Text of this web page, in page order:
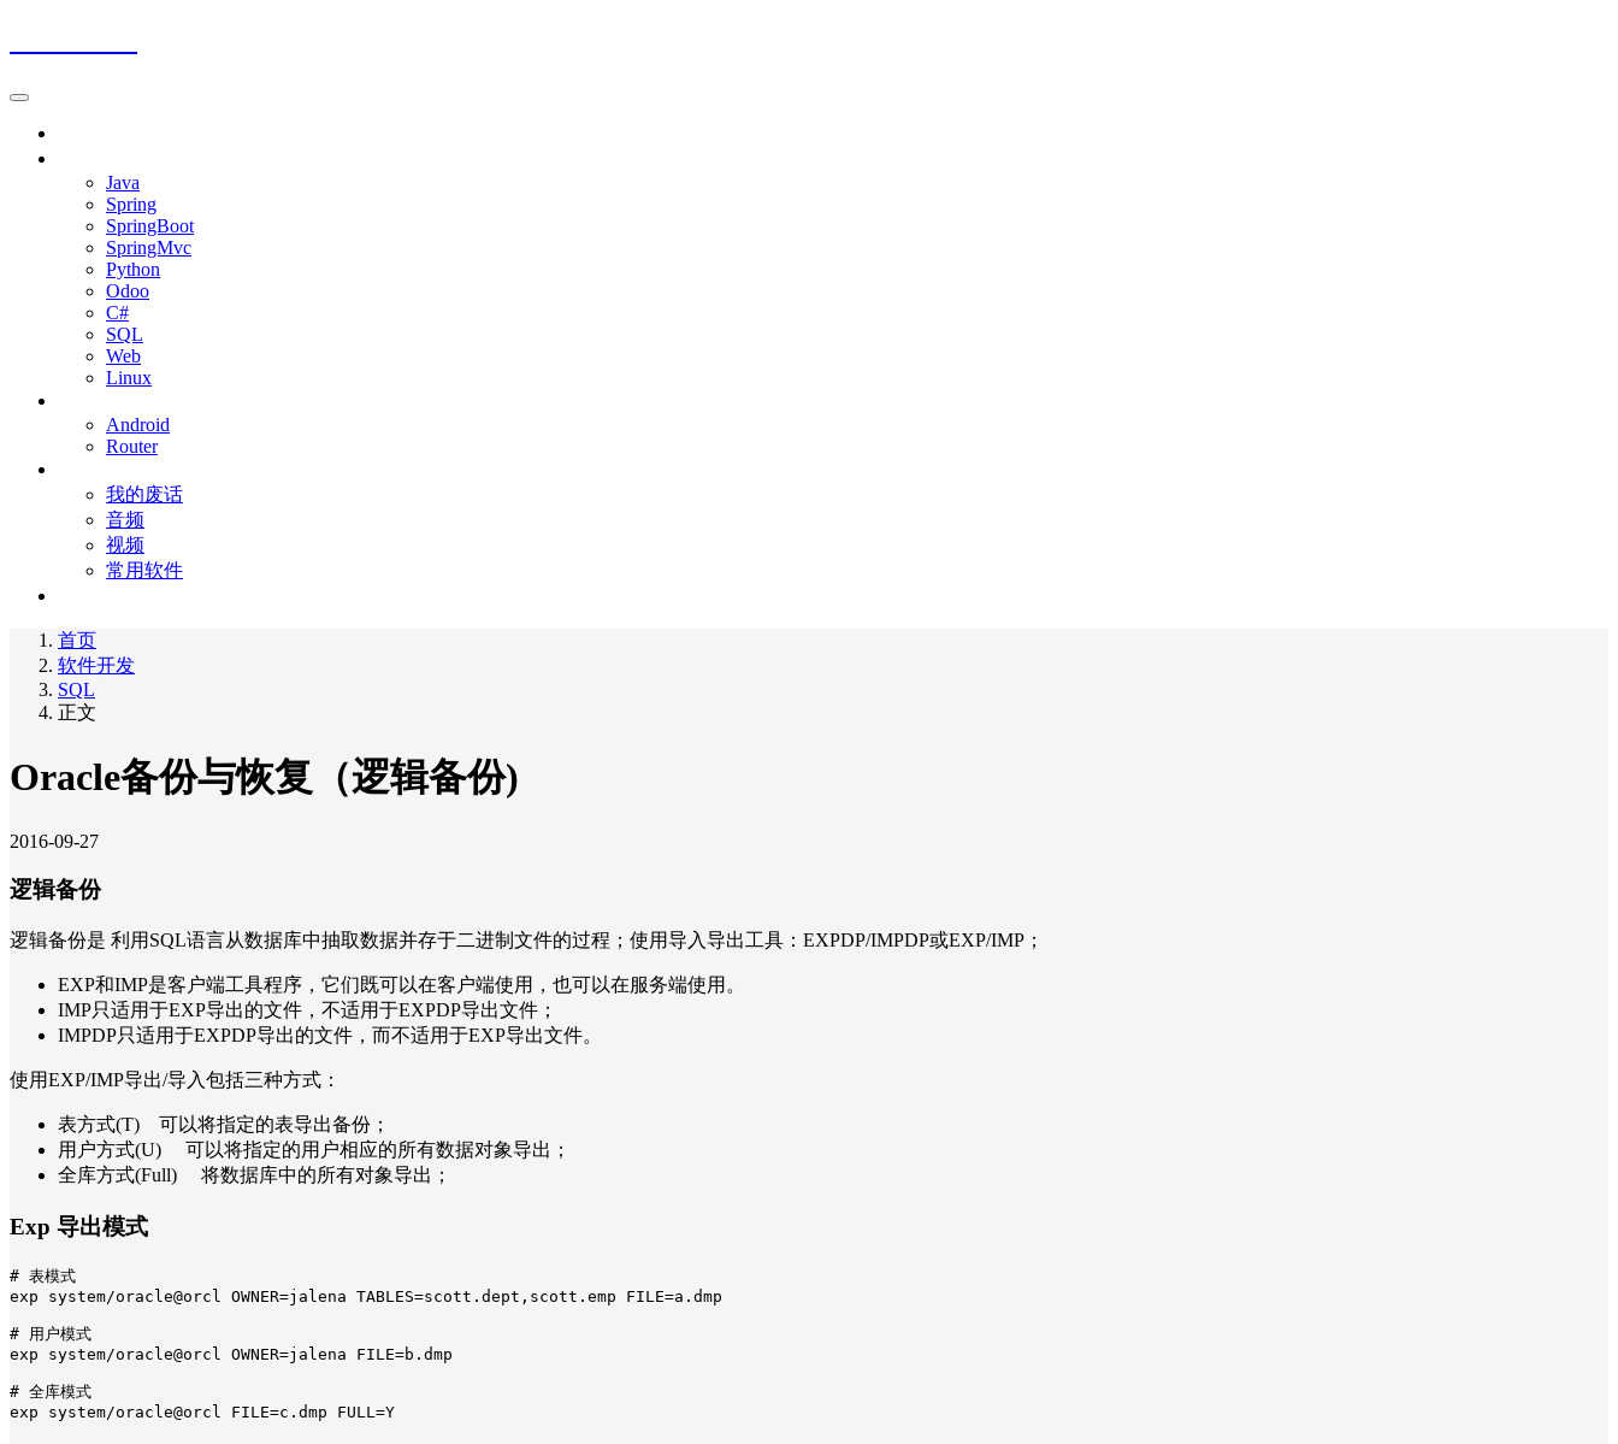
Java
Spring
SpringBoot
SpringMvc
Python
Odoo
C#
SQL
Web
Linux
Android
Router
我的废话
音频
视频
常用软件
首页
软件开发
SQL
正文
Oracle备份与恢复（逻辑备份)
2016-09-27
逻辑备份
逻辑备份是 利用SQL语言从数据库中抽取数据并存于二进制文件的过程；使用导入导出工具：EXPDP/IMPDP或EXP/IMP；
EXP和IMP是客户端工具程序，它们既可以在客户端使用，也可以在服务端使用。
IMP只适用于EXP导出的文件，不适用于EXPDP导出文件；
IMPDP只适用于EXPDP导出的文件，而不适用于EXP导出文件。
使用EXP/IMP导出/导入包括三种方式：
表方式(T) 可以将指定的表导出备份；
用户方式(U) 可以将指定的用户相应的所有数据对象导出；
全库方式(Full) 将数据库中的所有对象导出；
Exp 导出模式
# 表模式
exp system/oracle@orcl OWNER=jalena TABLES=scott.dept,scott.emp FILE=a.dmp
# 用户模式
exp system/oracle@orcl OWNER=jalena FILE=b.dmp
# 全库模式
exp system/oracle@orcl FILE=c.dmp FULL=Y